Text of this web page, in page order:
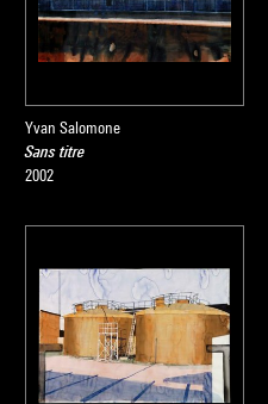
Yvan Salomone
Sans titre
2002